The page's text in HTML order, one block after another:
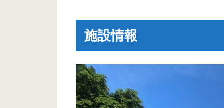
施設情報